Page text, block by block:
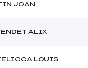
JOAN
ALIX
LOUIS